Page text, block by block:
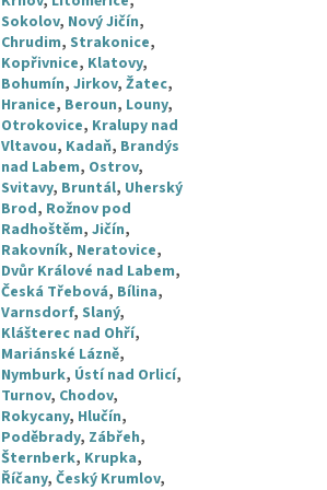
Sokolov, Nový Jičín,
Chrudim,Strakonice,
Kopřivnice, Klatovy,
Bohumín,Jirkov,Žatec,
Hranice, Beroun, Louny,
Otrokovice, Kralupy nad
Vltavou, Kadaň, Brandýs
nad Labem, Ostrov,
Svitavy, Bruntál, Uherský
Brod, Rožnov pod
Radhoštěm,Jičín,
Rakovník, Neratovice,
Dvůr Králové nad Labem,
Česká Třebová, Bílina,
Varnsdorf,Slaný,
Klášterec nad Ohří,
Mariánské Lázně,
Nymburk, Ústí nad Orlicí,
Turnov, Chodov,
Rokycany, Hlučín,
Poděbrady, Zábřeh,
Šternberk, Krupka,
Říčany,Český Krumlov,